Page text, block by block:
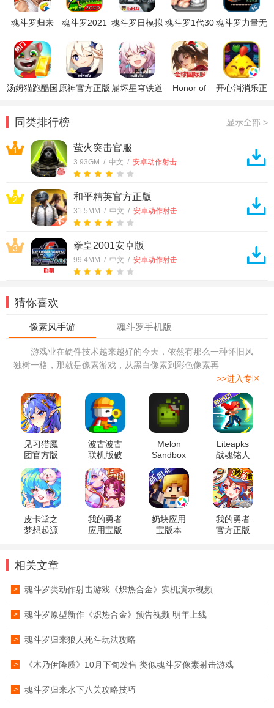
魂斗罗归来
魂斗罗2021 魂斗罗日模拟 魂斗罗1代30 魂斗罗力量无
汤姆猫跑酷国 原神官方正版 崩坏星穹铁道
Honor of
开心消消乐正
同类排行榜 显示全部 >
1 萤火突击官服
3.93GM / 中文 / 安卓动作射击
2 和平精英官方正版
31.5MM / 中文 / 安卓动作射击
3 拳皇2001安卓版
99.4MM / 中文 / 安卓动作射击
猜你喜欢
游戏业在硬件技术越来越好的今天，依然有那么一种怀旧风
独树一格，那就是像素游戏，从黑白像素到彩色像素再
>>进入专区
见习猎魔
团官方版
波古波古
联机版破
解版
Melon
Sandbox
甜瓜游乐
场国际版
Liteapks
战魂铭人
3.2.2最新
破解版
皮卡堂之
梦想起源
我的勇者
应用宝版
奶块应用
宝版本
我的勇者
官方正版
相关文章
> 魂斗罗类动作射击游戏《炽热合金》实机演示视频
> 魂斗罗原型新作《炽热合金》预告视频 明年上线
> 魂斗罗归来狼人死斗玩法攻略
> 《木乃伊降质》10月下旬发售 类似魂斗罗像素射击游戏
> ​魂斗罗归来水下八关攻略技巧